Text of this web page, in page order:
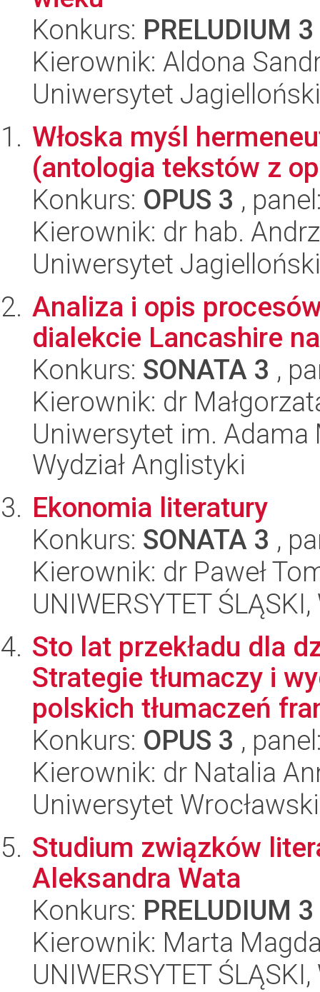
Konkurs: PRELUDIUM 3
Kierownik: Aldona
Uniwersytet
Włoska myśl
(antologia tekstów z
Konkurs: OPUS 3 ,
Kierownik: dr hab.
Uniwersytet
Analiza i opis
dialekcie Lancashire
Konkurs: SONATA 3 ,
Kierownik: dr
Uniwersytet im.
Wydział Anglistyki
Ekonomia literatury
Konkurs: SONATA 3 ,
Kierownik: dr Paweł
UNIWERSYTET
Sto lat przekładu dla
Strategie tłumaczy i
polskich tłumaczeń
Konkurs: OPUS 3 ,
Kierownik: dr Natalia
Uniwersytet
Studium związków
Aleksandra Wata
Konkurs: PRELUDIUM 3
Kierownik: Marta
UNIWERSYTET